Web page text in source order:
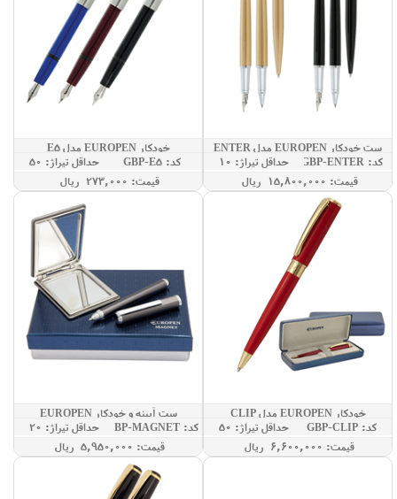
ست خودکار EUROPEN مدل ENTER
کد: GBP-ENTER
حداقل تيراژ: 10
قيمت: 15,800,000 ريال
خودکار EUROPEN مدل E5
کد: GBP-E5
حداقل تيراژ: 50
قيمت: 273,000 ريال
خودکار EUROPEN مدل CLIP
کد: GBP-CLIP
حداقل تيراژ: 50
قيمت: 6,600,000 ريال
ست آیینه و خودکار EUROPEN
کد: GBP-MAGNET
SET
حداقل تيراژ: 20
قيمت: 5,950,000 ريال